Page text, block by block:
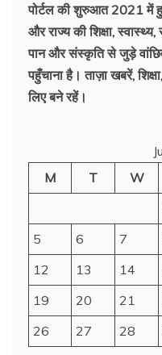
पोर्टल की शुरुआत 2021 में
और राज्य की शिक्षा,
पान और संस्कृति से जुड़े
पहुँचाना है। ताज़ा खबरें,
लिए बने रहें।
M
T W
5
6 7
12
13 14
19
20 21
26
27 28